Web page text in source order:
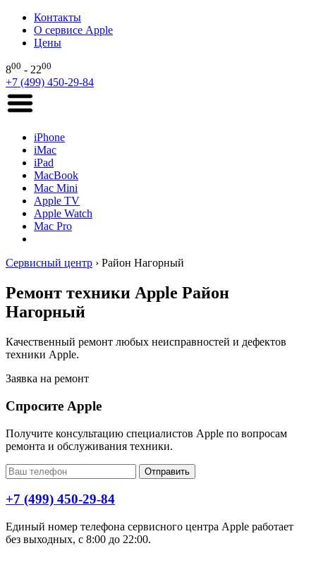
Контакты
О сервисе Apple
Цены
800 - 2200
+7 (499) 450-29-84
iPhone
iMac
iPad
MacBook
Mac Mini
Apple TV
Apple Watch
Mac Pro
Сервисный центр › Район Нагорный
Ремонт техники Apple Район
Нагорный
Качественный ремонт любых неисправностей и дефектов
техники Apple.
Заявка на ремонт
Спросите Apple
Получите консультацию специалистов Apple по вопросам
ремонта и обслуживания техники.
Отправить
+7 (499) 450-29-84
Единый номер телефона сервисного центра Apple работает
без выходных, с 8:00 до 22:00.